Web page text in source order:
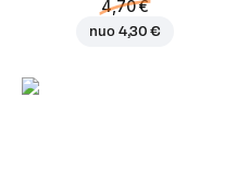
4,70 €
nuo 4,30 €